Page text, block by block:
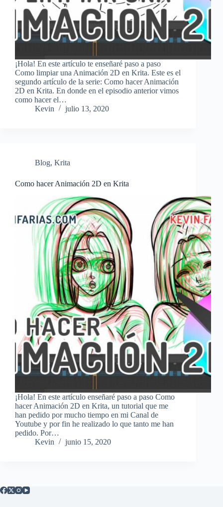
¡Hola! En este artículo te enseñaré paso a paso
Como limpiar una Animación 2D en Krita. Este es el
segundo artículo de la serie: Como hacer Animación
2D en Krita. En donde en el episodio anterior vimos
como hacer el…
Kevin
julio 13, 2020
Blog, Krita
Como hacer Animación 2D en Krita
¡Hola! En este artículo enseñaré paso a paso Como
hacer Animación 2D en Krita, un tutorial que me
han pedido por mucho tiempo en mi Canal de
Youtube y por fin he realizado lo que tanto me han
pedido. Por…
Kevin
junio 15, 2020